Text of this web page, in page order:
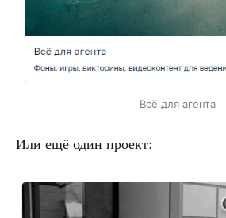
Всё для агента
Или ещё один проект: